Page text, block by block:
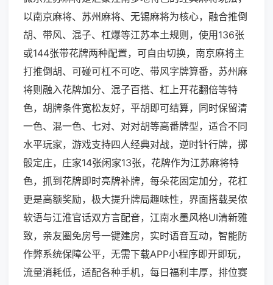
以南京麻将、苏州麻将、无锡麻将为核心，融合推倒
胡、带风、混子、杠爆等江苏本土规则，使用136张
或144张带花牌两种配置，可自由切换，南京麻将主
打推倒胡、可碰可杠不可吃、带风字牌算番，苏州麻
将则融入花牌加分、混子百搭、杠上开花翻倍等特
色，胡牌条件宽松友好，平胡即可结算，同时保留清
一色、混一色、七对、对对胡等高番牌型，适合不同
水平玩家，游戏支持四人经典对战，逆时针行牌，掷
骰定庄，庄家14张闲家13张，花牌作为江苏麻将特
色，抓到花牌即时亮牌补牌，每朵花固定加分，花杠
更是高额奖励，极大提升牌局趣味性，界面搭载吴侬
软语与江淮官话双方言配音，江南水墨风格UI清新雅
致，亲友圈免房号一键建房，实时语音互动，智能防
作弊系统保障公平，无需下载APP小程序即开即玩，
流量消耗低，适配各种手机，每日福利丰厚，排位赛